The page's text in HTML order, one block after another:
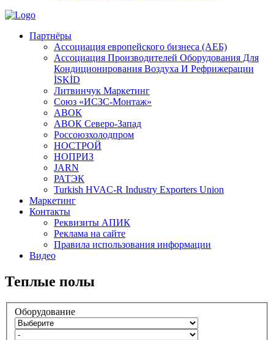
Партнёры
Ассоциация европейского бизнеса (АЕБ)
Aссоциация Производителей Оборудования Для
Кондиционирования Воздуха И Рефрижерации
İSKİD
Литвинчук Маркетинг
Союз «ИСЗС-Монтаж»
АВОК
АВОК Северо-Запад
Россоюзхолодпром
НОСТРОЙ
НОПРИЗ
JARN
РАТЭК
Turkish HVAC-R Industry Exporters Union
Маркетинг
Контакты
Реквизиты АПИК
Реклама на сайте
Правила использования информации
Видео
Теплые полы
Оборудование